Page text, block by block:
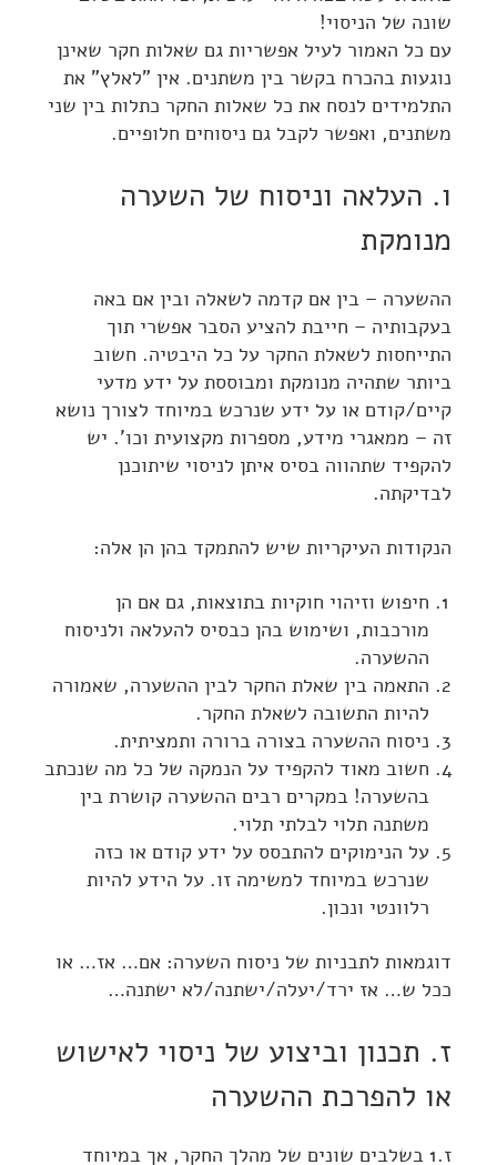
שונה של הניסוי!
עם כל האמור לעיל אפשריות גם שאלות חקר שאינן
נוגעות בהכרח בקשר בין משתנים. אין "לאלץ" את
התלמידים לנסח את כל שאלות החקר כתלות בין שני
משתנים, ואפשר לקבל גם ניסוחים חלופיים.
ו. העלאה וניסוח של השערה
מנומקת
ההשערה – בין אם קדמה לשאלה ובין אם באה
בעקבותיה – חייבת להציע הסבר אפשרי תוך
התייחסות לשאלת החקר על כל היבטיה. חשוב
ביותר שתהיה מנומקת ומבוססת על ידע מדעי
קיים/קודם או על ידע שנרכש במיוחד לצורך נושא
זה – ממאגרי מידע, מספרות מקצועית וכו'. יש
להקפיד שתהווה בסיס איתן לניסוי שיתוכנן
לבדיקתה.
הנקודות העיקריות שיש להתמקד בהן הן אלה:
חיפוש וזיהוי חוקיות בתוצאות, גם אם הן
מורכבות, ושימוש בהן כבסיס להעלאה ולניסוח
ההשערה.
התאמה בין שאלת החקר לבין ההשערה, שאמורה
להיות התשובה לשאלת החקר.
ניסוח ההשערה בצורה ברורה ותמציתית.
חשוב מאוד להקפיד על הנמקה של כל מה שנכתב
בהשערה! במקרים רבים ההשערה קושרת בין
משתנה תלוי לבלתי תלוי.
על הנימוקים להתבסס על ידע קודם או כזה
שנרכש במיוחד למשימה זו. על הידע להיות
רלוונטי ונכון.
דוגמאות לתבניות של ניסוח השערה: אם… אז… או
ככל ש… אז ירד/יעלה/ישתנה/לא ישתנה…
ז. תכנון וביצוע של ניסוי לאישוש
או להפרכת ההשערה
ז.1 בשלבים שונים של מהלך החקר, אך במיוחד